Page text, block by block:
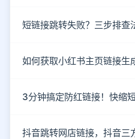
短链接跳转失败？三步排查
如何获取小红书主页链接生
抖音跳转网店链接，抖音三